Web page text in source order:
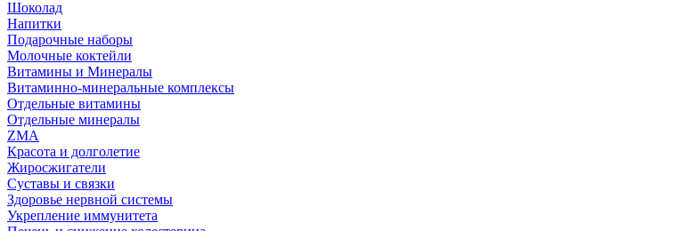
Шоколад
Напитки
Подарочные наборы
Молочные коктейли
Витамины и Минералы
Витаминно-минеральные комплексы
Отдельные витамины
Отдельные минералы
ZMA
Красота и долголетие
Жиросжигатели
Суставы и связки
Здоровье нервной системы
Укрепление иммунитета